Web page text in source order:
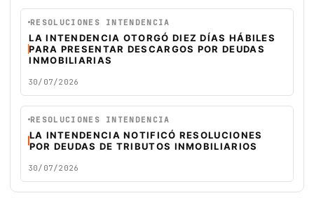
RESOLUCIONES INTENDENCIA
LA INTENDENCIA OTORGÓ DIEZ DÍAS HÁBILES
PARA PRESENTAR DESCARGOS POR DEUDAS
INMOBILIARIAS
30/07/2026
RESOLUCIONES INTENDENCIA
LA INTENDENCIA NOTIFICÓ RESOLUCIONES
POR DEUDAS DE TRIBUTOS INMOBILIARIOS
30/07/2026